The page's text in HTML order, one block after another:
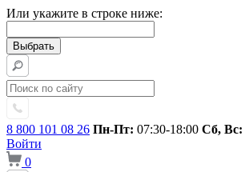
Или укажите в строке ниже:
8 800 101 08 26 Пн-Пт: 07:30-18:00 Сб, Вс:
Войти
0